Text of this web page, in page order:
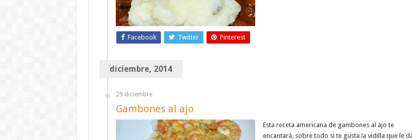
Facebook Twitter Pinterest
diciembre, 2014
29 diciembre
Gambones al ajo
Esta receta americana de gambones al ajo te
encantará, sobre todo si te gusta la vidilla que le